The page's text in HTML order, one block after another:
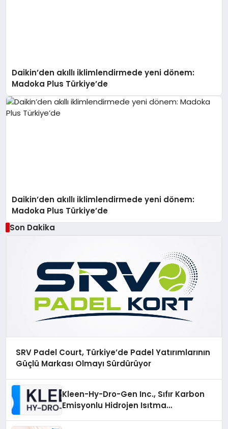
Daikin’den akıllı iklimlendirmede yeni dönem:
Madoka Plus Türkiye’de
Daikin’den akıllı iklimlendirmede yeni dönem:
Madoka Plus Türkiye’de
Son Dakika
SRV Padel Court, Türkiye’de Padel Yatırımlarının
Güçlü Markası Olmayı Sürdürüyor
Kleen-Hy-Dro-Gen Inc., Sıfır Karbon
Emisyonlu Hidrojen Isıtma